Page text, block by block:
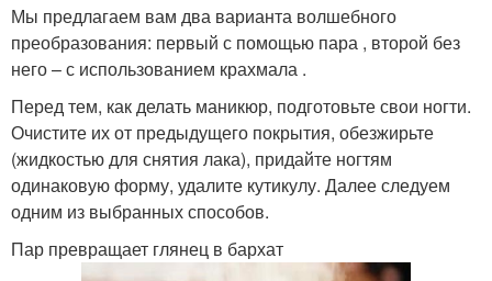
Мы предлагаем вам два варианта волшебного
преобразования: первый с помощью пара , второй без
него – с использованием крахмала .
Перед тем, как делать маникюр, подготовьте свои ногти.
Очистите их от предыдущего покрытия, обезжирьте
(жидкостью для снятия лака), придайте ногтям
одинаковую форму, удалите кутикулу. Далее следуем
одним из выбранных способов.
Пар превращает глянец в бархат